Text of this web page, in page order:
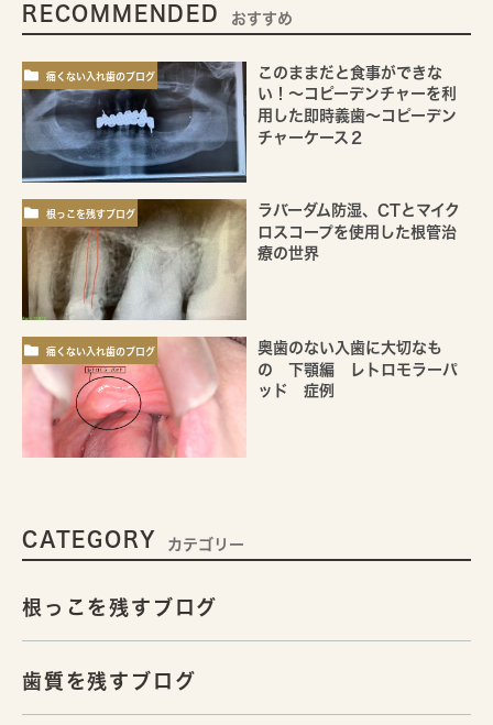
RECOMMENDED おすすめ
痛くない入れ歯のブログ
このままだと食事ができな
い！～コピーデンチャーを利
用した即時義歯～コピーデン
チャーケース２
根っこを残すブログ
ラバーダム防湿、CTとマイク
ロスコープを使用した根管治
療の世界
痛くない入れ歯のブログ
奥歯のない入歯に大切なも
の 下顎編 レトロモラーパ
ッド 症例
CATEGORY カテゴリー
根っこを残すブログ
歯質を残すブログ